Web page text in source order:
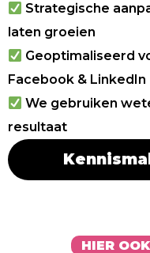
Strategische
laten groeien
Geoptimaliseerd
Facebook & LinkedIn
We gebruiken
resultaat
HIER